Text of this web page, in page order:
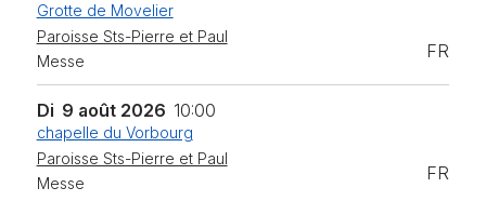
Grotte de Movelier
Paroisse Sts-Pierre et Paul
Messe
FR
Di 9 août 2026 10:00
chapelle du Vorbourg
Paroisse Sts-Pierre et Paul
Messe
FR